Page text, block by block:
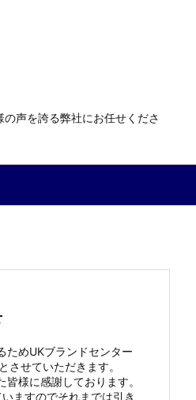
声を誇る弊社にお任せくださ
ためUKブランドセンター
させていただきます。
様に感謝しております。
ますのでそれまでは引き